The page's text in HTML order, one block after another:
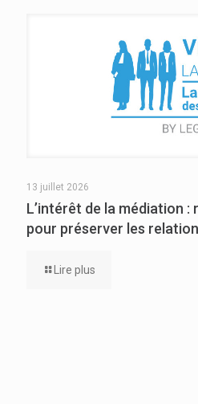
13 juillet 2026
L’intérêt de la médiation
pour préserver les
Lire plus